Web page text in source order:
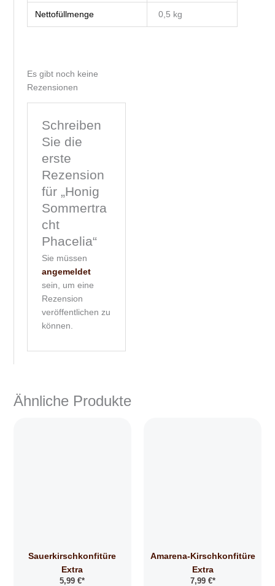
Nettofüllmenge 0,5 kg
Es gibt noch keine
Rezensionen
Schreiben
Sie die
erste
Rezension
für „Honig
Sommertra
cht
Phacelia“
Sie müssen
angemeldet
sein, um eine
Rezension
veröffentlichen zu
können.
Ähnliche Produkte
Sauerkirschkonfitüre
Extra
5,99€*
Amarena-Kirschkonfitüre
Extra
7,99 €*